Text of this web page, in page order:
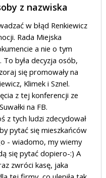
z nazwiska
w błąd Renkiewicz
Rada Miejska
a nie o tym
była decyzja osób,
się promowały na
Klimek i Sznel.
z tej konferencji ze
na FB.
z tych ludzi zdecydował
pytać się mieszkańców
- wiadomo, my wiemy
się pytać dopiero-:) A
zwróci kasę, jaka